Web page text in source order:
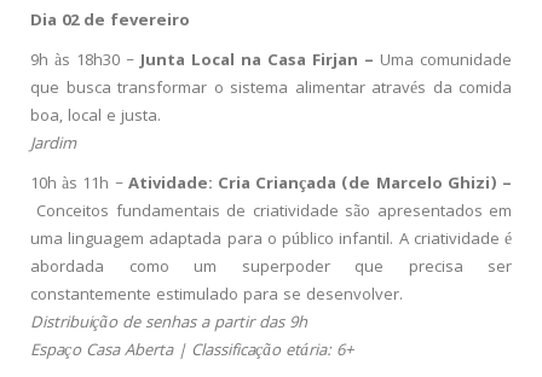
Dia 02 de fevereiro
9h às 18h30 –Junta Local na Casa Firjan – Uma comunidade
que busca transformar o sistema alimentar através da comida
boa, local e justa.
Jardim
10h às 11h –Atividade: Cria Criançada (de Marcelo Ghizi) –
Conceitos fundamentais de criatividade são apresentados em
uma linguagem adaptada para o público infantil. A criatividade é
abordada como um superpoder que precisa ser
constantemente estimulado para se desenvolver.
Distribuição de senhas a partir das 9h
Espaço Casa Aberta | Classificação etária: 6+